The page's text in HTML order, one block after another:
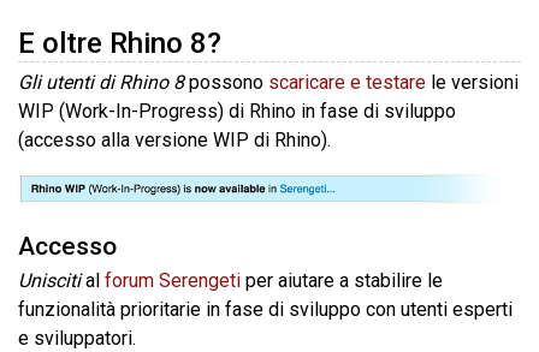
E oltre Rhino 8?
Gli utenti di Rhino 8possono scaricare e testare le versioni
WIP (Work-In-Progress) di Rhino in fase di sviluppo
(accesso alla versione WIP di Rhino).
Accesso
Uniscitial forum Serengeti per aiutare a stabilire le
funzionalità prioritarie in fase di sviluppo con utenti esperti
e sviluppatori.